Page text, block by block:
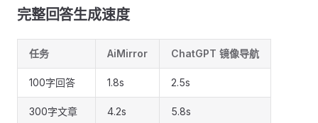
完整回答生成速度 ​
任务 AiMirror ChatGPT 镜像导航
100字回答 1.8s 2.5s
300字文章 4.2s 5.8s